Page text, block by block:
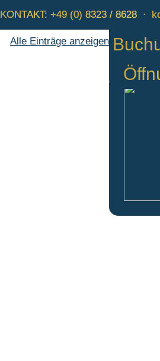
KONTAKT: +49 (0) 8323 / 8628 ⋅
Alle Einträge anzeigen